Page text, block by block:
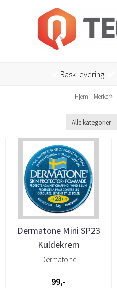
Rask levering
Hjem Merker
Dermatone Mini SP23
Kuldekrem
Dermatone
99,-